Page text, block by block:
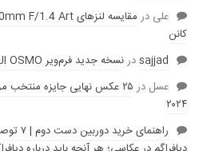
علی در
کانن
sajjadدرنسخه جدید فرم‌ویر DJI OSMO منتشر شد
عسل در
۲۵ عکس نهایی جایزه
۲۰۲۴
راهنمای خرید دوربین دست دوم | ۷ توصیه مهم - مجله پیکسل